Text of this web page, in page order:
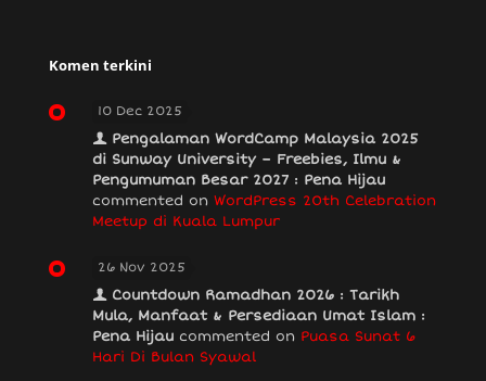
Komen terkini
10 Dec 2025
Pengalaman WordCamp Malaysia 2025
di Sunway University – Freebies, Ilmu &
Pengumuman Besar 2027 : Pena Hijau
commented on WordPress 20th Celebration
Meetup di Kuala Lumpur
26 Nov 2025
Countdown Ramadhan 2026 : Tarikh
Mula, Manfaat & Persediaan Umat Islam :
Pena Hijau commented on Puasa Sunat 6
Hari Di Bulan Syawal